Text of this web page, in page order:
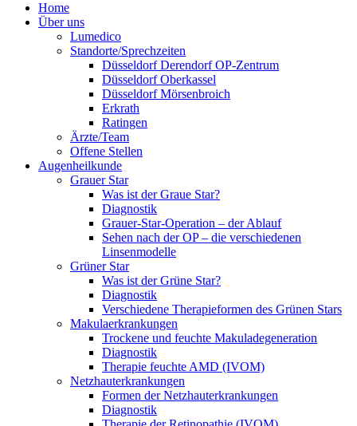
Home
Über uns
Lumedico
Standorte/Sprechzeiten
Düsseldorf Derendorf OP-Zentrum
Düsseldorf Oberkassel
Düsseldorf Mörsenbroich
Erkrath
Ratingen
Ärzte/Team
Offene Stellen
Augenheilkunde
Grauer Star
Was ist der Graue Star?
Diagnostik
Grauer-Star-Operation – der Ablauf
Sehen nach der OP – die verschiedenen
Linsenmodelle
Grüner Star
Was ist der Grüne Star?
Diagnostik
Verschiedene Therapieformen des Grünen Stars
Makulaerkrankungen
Trockene und feuchte Makuladegeneration
Diagnostik
Therapie feuchte AMD (IVOM)
Netzhauterkrankungen
Formen der Netzhauterkrankungen
Diagnostik